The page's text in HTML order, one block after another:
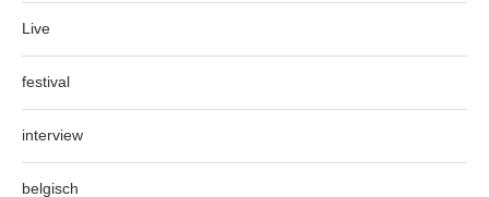
Live
festival
interview
belgisch